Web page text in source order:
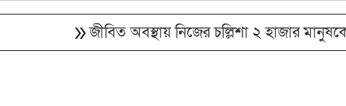
জীবিত অবস্থায় নিজের চল্লিশা ২ হাজার মানুষকে